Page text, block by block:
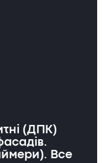
(ДПК)
Все